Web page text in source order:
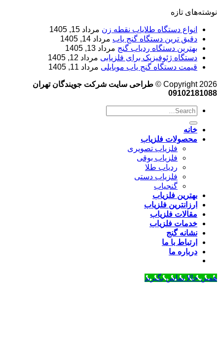
نوشته‌های تازه
انواع دستگاه طلایاب نقطه زن مرداد 15, 1405
دقیق ترین دستگاه گنج یاب مرداد 14, 1405
بهترین دستگاه ردیاب گنج مرداد 13, 1405
دستگاه ژئوفیزیک برای فلزیابی مرداد 12, 1405
قیمت دستگاه گنج یاب موبایلی مرداد 11, 1405
Copyright 2026 ©
طراحی سایت شرکت جویندگان تهران
09102181088
خانه
محصولات فلزیاب
فلزیاب تصویری
فلزیاب بوقی
ردیاب طلا
فلزیاب دستی
گنجیاب
بهترین فلزیاب
ارزانترین فلزیاب
مقالات فلزیاب
خدمات فلزیاب
نشانه گنج
ارتباط با ما
درباره ما
همین حالا تماس بگیرید